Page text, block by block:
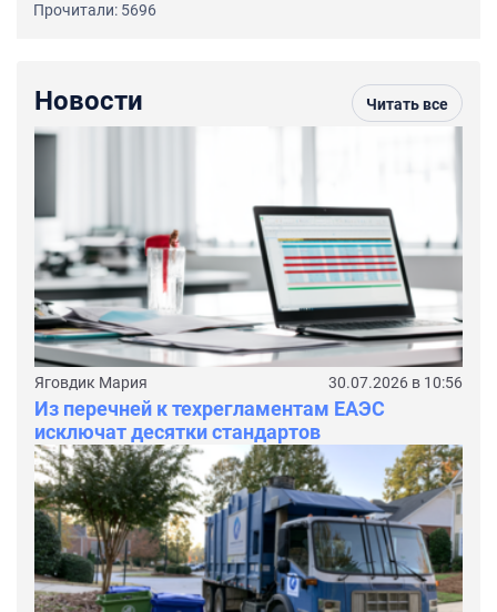
Прочитали: 5696
Новости Читать все
Яговдик Мария 30.07.2026 в 10:56
Из перечней к техрегламентам ЕАЭС
исключат десятки стандартов